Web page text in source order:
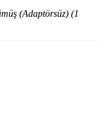
(Adaptörsüz) (1